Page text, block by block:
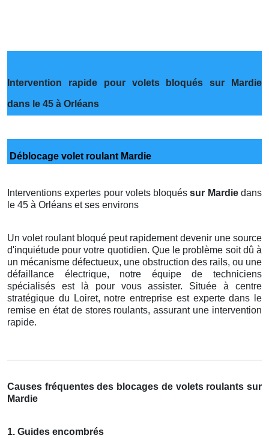
Intervention rapide pour volets bloqués sur Mardie
dans le 45 à Orléans
Déblocage volet roulant Mardie
Interventions expertes pour volets bloquéssur Mardiedans
le 45 à Orléans et ses environs
Un volet roulant bloqué peut rapidement devenir une source
d'inquiétude pour votre quotidien. Que le problème soit dû à
un mécanisme défectueux, une obstruction des rails, ou une
défaillance électrique, notre équipe de techniciens
spécialisés est là pour vous assister. Située à centre
stratégique du Loiret, notre entreprise est experte dans le
remise en état de stores roulants, assurant une intervention
rapide.
Causes fréquentes des blocages de volets roulants sur
Mardie
1. Guides encombrés